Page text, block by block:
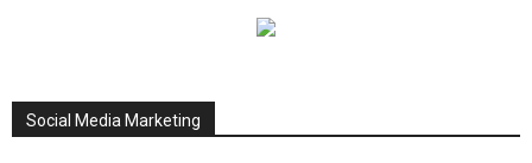
Social Media Marketing